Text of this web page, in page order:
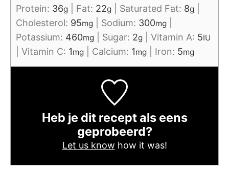
Protein: 36g Fat: 22g Saturated Fat: 8g
Cholesterol: 95mg Sodium: 300mg
Potassium: 460mg Sugar: 2g Vitamin A: 5IU
Vitamin C: 1mg Calcium: 1mg Iron: 5mg
Heb je dit recept als eens
geprobeerd?
Let us know how it was!